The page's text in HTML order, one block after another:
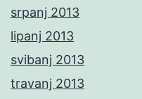
srpanj 2013
lipanj 2013
svibanj 2013
travanj 2013